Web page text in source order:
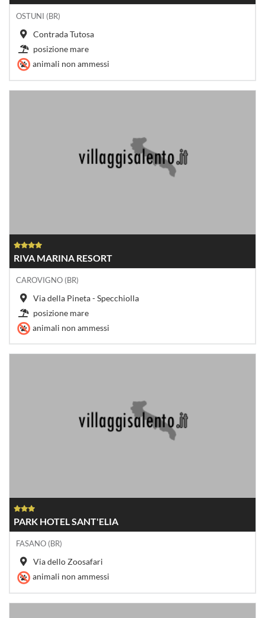
OSTUNI (BR)
Contrada Tutosa
posizione mare
animali non ammessi
RIVA MARINA RESORT
CAROVIGNO (BR)
Via della Pineta - Specchiolla
posizione mare
animali non ammessi
PARK HOTEL SANT'ELIA
FASANO (BR)
Via dello Zoosafari
animali non ammessi